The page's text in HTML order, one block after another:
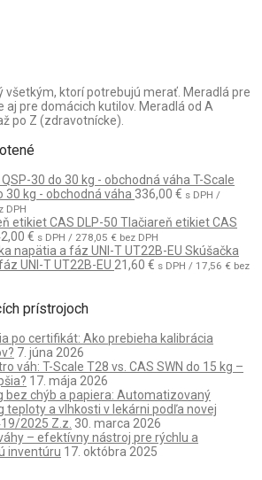
všetkým, ktorí potrebujú merať. Meradlá pre
aj pre domácich kutilov. Meradlá od A
po Z (zdravotnícke).
T-Scale
30 kg - obchodná váha 336,00 € s DPH /
DPH
Tlačiareň etikiet CAS
€ s DPH / 278,05 € bez DPH
Skúšačka
UNI-T UT22B-EU 21,60 € s DPH / 17,56 € bez
prístrojoch
po certifikát: Ako prebieha kalibrácia
7. júna 2026
váh: T-Scale T28 vs. CAS SWN do 15 kg –
17. mája 2026
bez chýb a papiera: Automatizovaný
teploty a vlhkosti v lekárni podľa novej
2025 Z.z. 30. marca 2026
– efektívny nástroj pre rýchlu a
inventúru 17. októbra 2025